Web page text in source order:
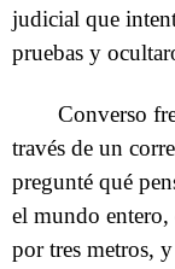
judicial que
pruebas y
Converso
través de un
pregunté qué
el mundo entero,
por tres metros,